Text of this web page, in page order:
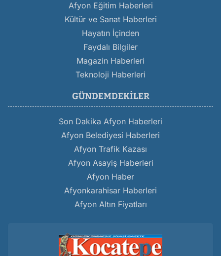
Afyon Eğitim Haberleri
Kültür ve Sanat Haberleri
Hayatın İçinden
Faydalı Bilgiler
Magazin Haberleri
Teknoloji Haberleri
GÜNDEMDEKILER
Son Dakika Afyon Haberleri
Afyon Belediyesi Haberleri
Afyon Trafik Kazası
Afyon Asayiş Haberleri
Afyon Haber
Afyonkarahisar Haberleri
Afyon Altın Fiyatları